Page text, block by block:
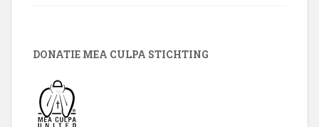
DONATIE MEA CULPA STICHTING